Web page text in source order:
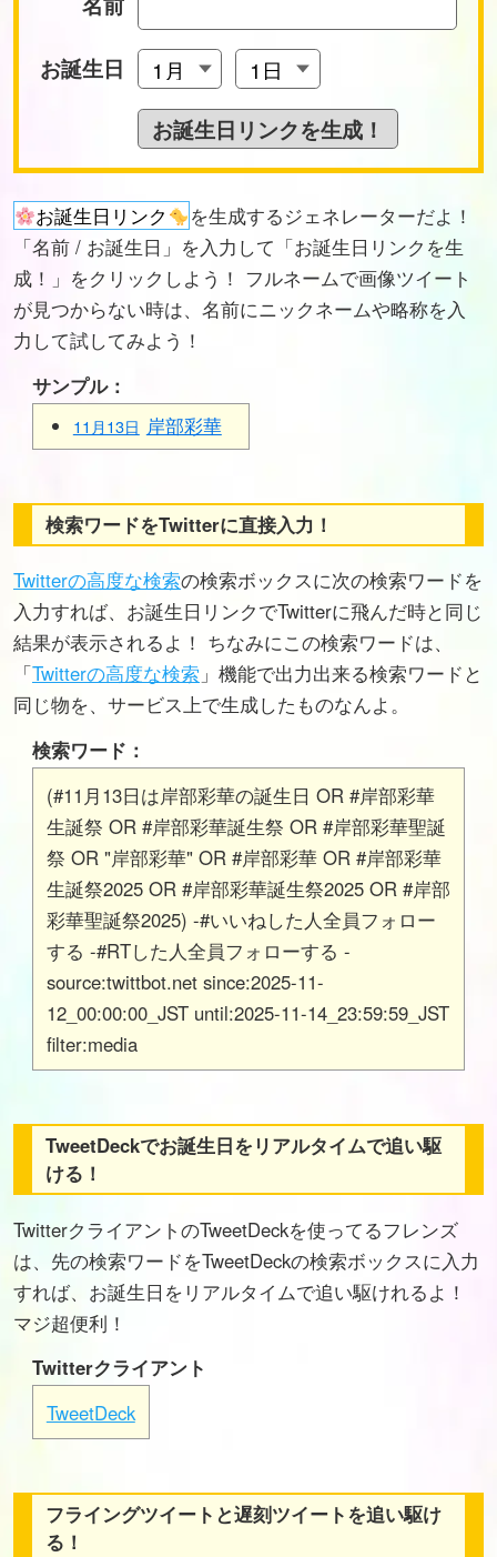
お誕生日
お誕生日リンク
を生成するジェネレーターだよ！
「名前 / お誕生日」を入力して「お誕生日リンクを生
成！」をクリックしよう！ フルネームで画像ツイート
が見つからない時は、名前にニックネームや略称を入
力して試してみよう！
サンプル：
11月13日 岸部彩華
検索ワードをTwitterに直接入力！
Twitterの高度な検索の検索ボックスに次の検索ワードを
入力すれば、お誕生日リンクでTwitterに飛んだ時と同じ
結果が表示されるよ！ ちなみにこの検索ワードは、
「Twitterの高度な検索 」機能で出力出来る検索ワードと
同じ物を、サービス上で生成したものなんよ。
検索ワード：
(#11月13日は岸部彩華の誕生日 OR #岸部彩華
生誕祭 OR #岸部彩華誕生祭 OR #岸部彩華聖誕
祭 OR "岸部彩華" OR #岸部彩華 OR #岸部彩華
生誕祭2025 OR #岸部彩華誕生祭2025 OR #岸部
彩華聖誕祭2025) -#いいねした人全員フォロー
する -#RTした人全員フォローする -
source:twittbot.net since:2025-11-
12_00:00:00_JST until:2025-11-14_23:59:59_JST
filter:media
TweetDeckでお誕生日をリアルタイムで追い駆
ける！
TwitterクライアントのTweetDeckを使ってるフレンズ
は、先の検索ワードをTweetDeckの検索ボックスに入力
すれば、お誕生日をリアルタイムで追い駆けれるよ！
マジ超便利！
Twitterクライアント
TweetDeck
フライングツイートと遅刻ツイートを追い駆け
る！